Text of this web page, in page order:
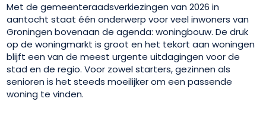
Met de gemeenteraadsverkiezingen van 2026 in
aantocht staat één onderwerp voor veel inwoners van
Groningen bovenaan de agenda: woningbouw. De druk
op de woningmarkt is groot en het tekort aan woningen
blijft een van de meest urgente uitdagingen voor de
stad en de regio. Voor zowel starters, gezinnen als
senioren is het steeds moeilijker om een passende
woning te vinden.